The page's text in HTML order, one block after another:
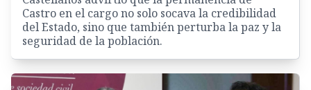
Castro en el cargo no solo socava la credibilidad
del Estado, sino que también perturba la paz y la
seguridad de la población.